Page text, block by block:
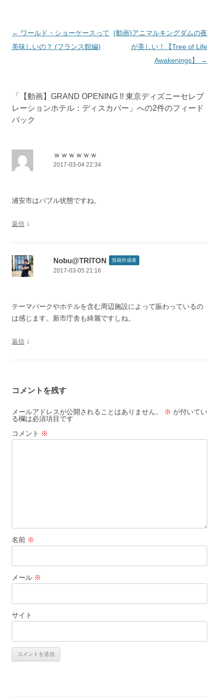
投
稿
← ワールド・ショーケースって
美味しいの？ (フランス館編)
(動画)アニマルキングダムの夜
が美しい！【Tree of Life
Awakenings】
→
「
【動画】GRAND OPENING !! 東京ディズニーセレブ
レーションホテル：ディスカバー 」への2件のフィード
バック
ｗｗｗｗｗｗ
2017-03-04 22:34
浦安市はバブル状態ですね。
返信 ↓
Nobu@TRITON 投稿作成者
2017-03-05 21:16
テーマパークやホテルを含む周辺施設によって賑わっているの
は感じます。新市庁舎も綺麗ですしね。
返信 ↓
コメントを残す
メールアドレスが公開されることはありません。 ※ が付いてい
る欄は必須項目です
コメント ※
名前 ※
メール ※
サイト